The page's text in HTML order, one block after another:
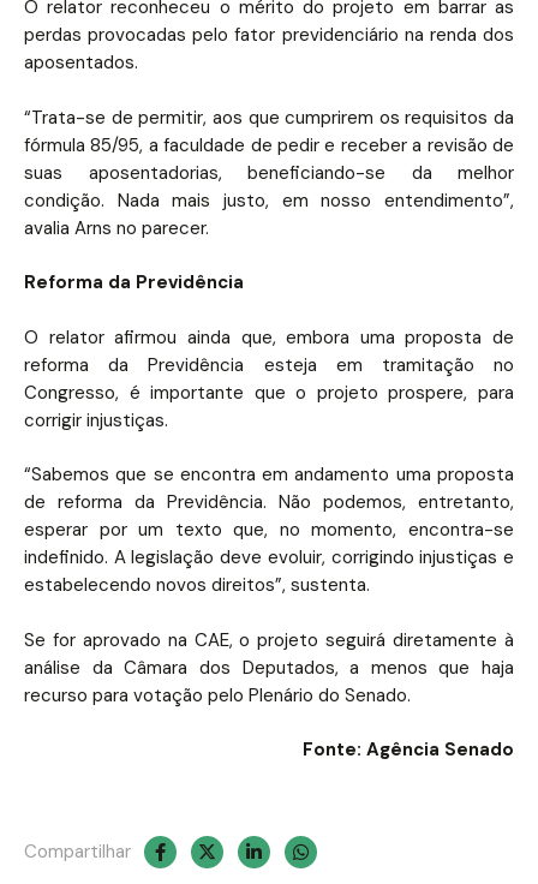
O relator reconheceu o mérito do projeto em barrar as
perdas provocadas pelo fator previdenciário na renda dos
aposentados.
“Trata-se de permitir, aos que cumprirem os requisitos da
fórmula 85/95, a faculdade de pedir e receber a revisão de
suas aposentadorias, beneficiando-se da melhor
condição. Nada mais justo, em nosso entendimento”,
avalia Arns no parecer.
Reforma da Previdência
O relator afirmou ainda que, embora uma proposta de
reforma da Previdência esteja em tramitação no
Congresso, é importante que o projeto prospere, para
corrigir injustiças.
“Sabemos que se encontra em andamento uma proposta
de reforma da Previdência. Não podemos, entretanto,
esperar por um texto que, no momento, encontra-se
indefinido. A legislação deve evoluir, corrigindo injustiças e
estabelecendo novos direitos”, sustenta.
Se for aprovado na CAE, o projeto seguirá diretamente à
análise da Câmara dos Deputados, a menos que haja
recurso para votação pelo Plenário do Senado.
Fonte: Agência Senado
Compartilhar